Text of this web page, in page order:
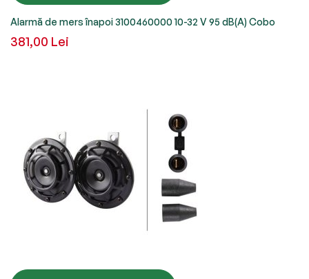
Alarmă de mers înapoi 3100460000 10-32 V 95 dB(A) Cobo
381,00 Lei